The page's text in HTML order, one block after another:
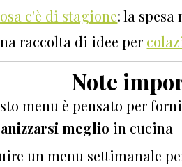
c'è di stagione: la spesa
raccolta di idee per
Note
menu è pensato per
meglio in cucina
un menu settimanale